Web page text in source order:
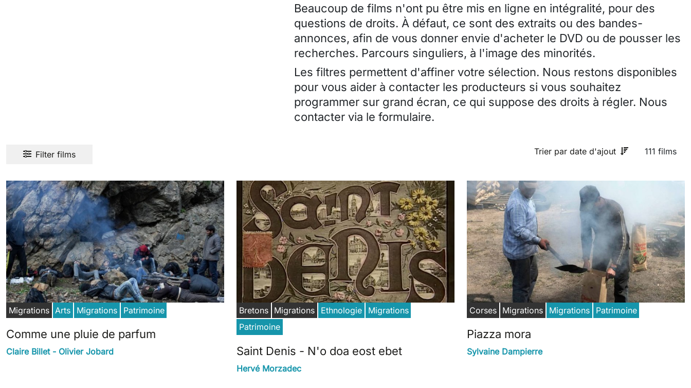
Beaucoup de films n'ont pu être mis en ligne en intégralité, pour des
questions de droits. À défaut, ce sont des extraits ou des bandes-
annonces, afin de vous donner envie d'acheter le DVD ou de pousser les
recherches. Parcours singuliers, à l'image des minorités.
Les filtres permettent d'affiner votre sélection. Nous restons disponibles
pour vous aider à contacter les producteurs si vous souhaitez
programmer sur grand écran, ce qui suppose des droits à régler. Nous
contacter via le formulaire.
Filter films Trier par date d'ajout 111 films
Migrations Arts Migrations Patrimoine
Comme une pluie de parfum
Claire Billet - Olivier Jobard
Bretons Migrations Ethnologie
Migrations
Patrimoine
Saint Denis - N'o doa eost ebet
Hervé Morzadec
Corses Migrations Migrations Patrimoine
Piazza mora
Sylvaine Dampierre